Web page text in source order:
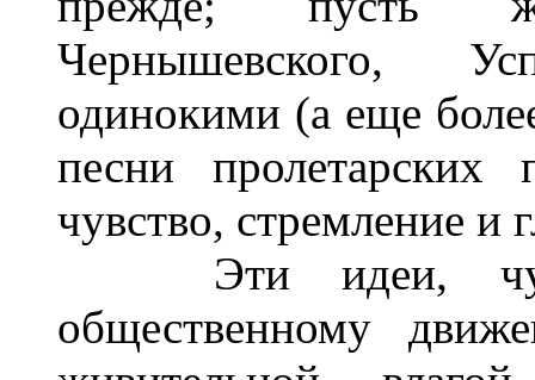
Чернышевского,
одинокими (а еще
песни
чувство, стремление и
Эти идеи,
общественному